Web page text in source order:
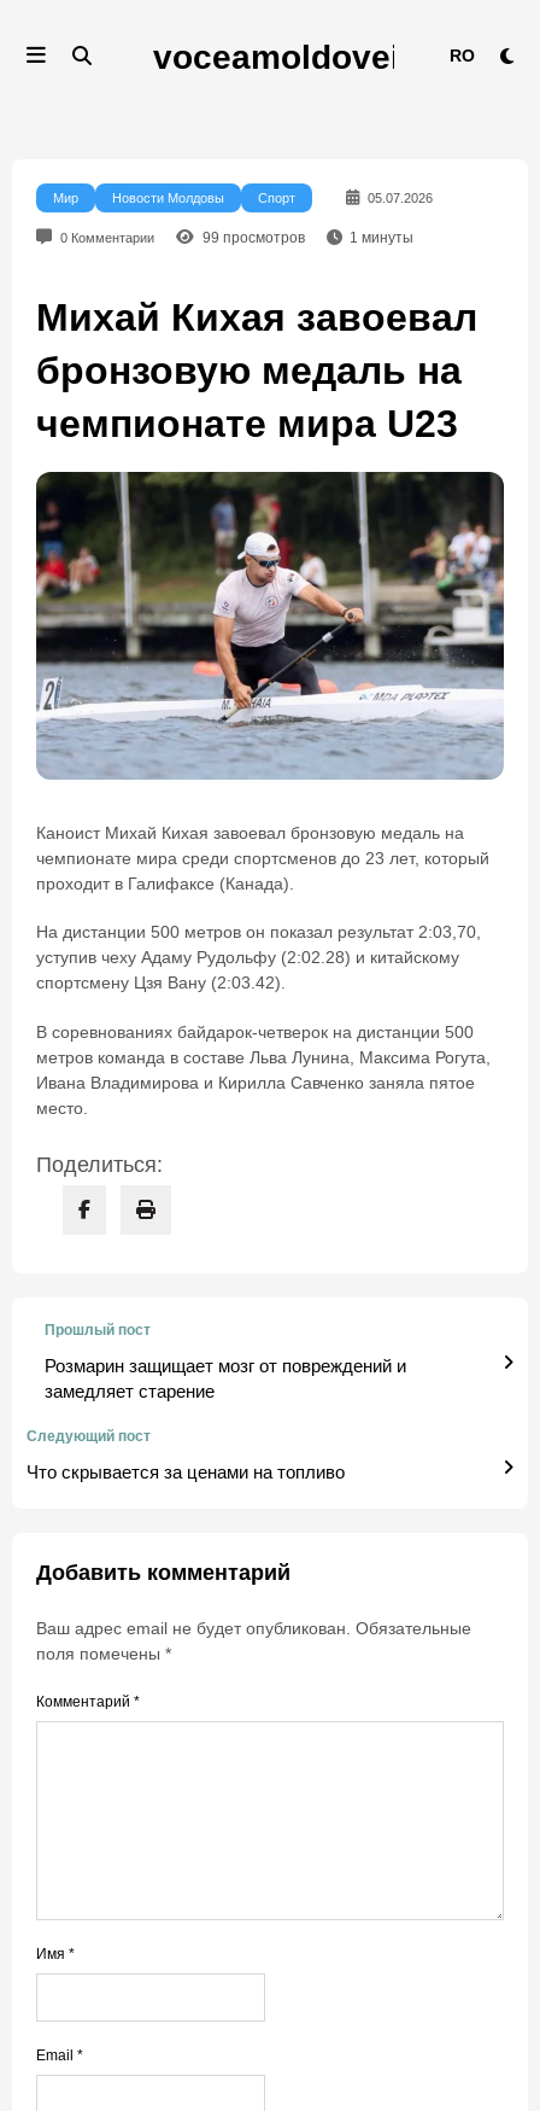
содержимому
RO
Мир Новости Молдовы Спорт 05.07.2026
0 Комментарии 99 просмотров 1 минуты
Михай Кихая завоевал
бронзовую медаль на
чемпионате мира U23
Каноист Михай Кихая завоевал бронзовую медаль на
чемпионате мира среди спортсменов до 23 лет, который
проходит в Галифаксе (Канада).
На дистанции 500 метров он показал результат 2:03,70,
уступив чеху Адаму Рудольфу (2:02.28) и китайскому
спортсмену Цзя Вану (2:03.42).
В соревнованиях байдарок-четверок на дистанции 500
метров команда в составе Льва Лунина, Максима Рогута,
Ивана Владимирова и Кирилла Савченко заняла пятое
место.
Поделиться:
Прошлый пост
Розмарин защищает мозг от повреждений и
замедляет старение
Следующий пост
Что скрывается за ценами на топливо
Добавить комментарий
Ваш адрес email не будет опубликован. Обязательные
поля помечены *
Комментарий *
Имя *
Email *